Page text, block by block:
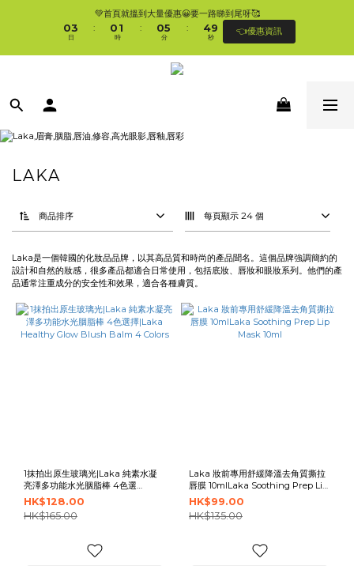
🛍香港購物滿$250免順豐自提櫃🚛 | 香港滿$350/澳門滿$499即免運費直接送上門
💚首頁就搵到大量優惠😀要一路睇到尾呀🥰
03
2
1
日
:
1
0
2
1
0
時
:
1
0
6
5
4
3
分
:
5
4
3
2
9
8
7
6
秒
👈優惠資訊
🛍香港購物滿$250免順豐自提櫃🚛 | 香港滿$350/澳門滿$499即免運費直接送上門
LAKA
商品排序 每頁顯示 24 個
Laka是一個韓國的化妝品品牌，以其高品質和時尚的產品聞名。這個品牌強調簡約的
設計和自然的妝感，很多產品都適合日常使用，包括底妝、唇妝和眼妝系列。他們的產
品通常注重成分的安全性和效果，適合各種膚質。
1抹拍出原生玻璃光|Laka 純素水凝
亮澤多功能水光胭脂棒 4色選
擇|Laka Healthy Glow Blush
Balm 4 Colors
HK$128.00
HK$165.00
Laka 妝前專用舒緩降溫去角質撕拉
唇膜 10mlLaka Soothing Prep Lip
Mask 10ml
HK$99.00
HK$135.00